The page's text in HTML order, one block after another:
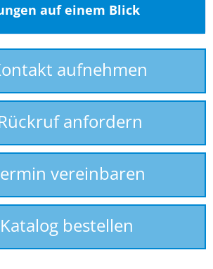
auf einem Blick
aufnehmen
anfordern
vereinbaren
Katalog bestellen